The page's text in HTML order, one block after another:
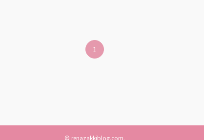
1
© renazakkiblog.com.